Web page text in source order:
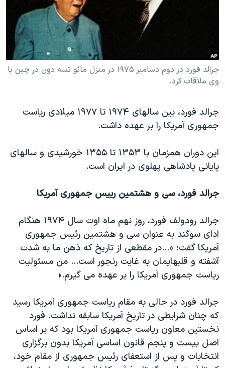
علم و فناوری
اسرائیل در جنگ
آرشیو پخش زنده
انتخابات ریاست جمهوری آمریکا ۲۰۲۴
رمز مهسا
ورزش زنان در ایران
مجموعه مستندهای دادخواهی
دادگاه حمید نوری
چهل سال گروگان‌گیری
قانون شفافیت دارائی کادر رهبری ایران
اسرائیل در جنگ
نرگس محمدی برنده جایزه نوبل صلح
همایش محافظه‌کاران آمریکا «سی‌پک»
صفحه‌های ویژه
سفر پرزیدنت ترامپ به چین
زبانهای مختلف
جرالد فورد در دوم دسامبر ۱۹۷۵ در منزل مائو تسه دون در چين با
وی ملاقات کرد.
جرالد فورد، بین سالهای ۱۹۷۴ تا ۱۹۷۷ میلادی ریاست
جمهوری آمریکا را بر عهده داشت.
این دوران همزمان با ۱۳۵۳ تا ۱۳۵۵ خورشیدی و سالهای
پایانی پادشاهی پهلوی در ایران است.
جرالد فورد، سی و هشتمین رییس جمهوری آمریکا
جرالد رودولف فورد، روز نهم ماه اوت سال ۱۹۷۴ هنگام
ادای سوگند به عنوان سی و هشتمين رئيس جمهوری
آمريکا گفت: «...در مقطعی از تاريخ که ذهن ما به شدت
آشفته و قلبهايمان به غايت رنجور است... من مسئوليت
رياست جمهوری آمريکا را بر عهده می گيرم.»
جرالد فورد در حالی به مقام رياست جمهوری آمريکا رسيد
که چنان شرايطی در تاريخ آمريکا سابقه نداشت. فورد
نخستين معاون رياست جمهوری آمريکا بود که بر اساس
اصل بيست و پنجم قانون اساسی آمريکا بدون برگزاری
انتخابات و پس از استعفای رئيس جمهوری از مقام خود،